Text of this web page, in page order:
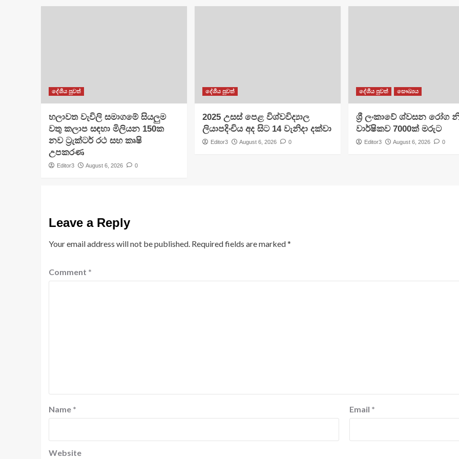
දේශීය පුවත්
හලාවත වැවිලි සමාගමේ සියලුම
වතු කලාප සඳහා මිලියන 150ක
නව ට්‍රැක්ටර් රථ සහ කෘෂි
උපකරණ
Editor3 August 6, 2026 0
දේශීය පුවත්
​2025 උසස් පෙළ විශ්වවිද්‍යාල
ලියාපදිංචිය අද සිට 14 වැනිදා දක්වා
Editor3 August 6, 2026 0
දේශීය පුවත් සෞඛ්‍යය
ශ්‍රී ලංකාවේ ශ්වසන රෝග
වාර්ෂිකව 7000ක් මරුට
Editor3 August 6, 2026 0
Leave a Reply
Your email address will not be published. Required fields are marked*
Comment *
Name * Email *
Website